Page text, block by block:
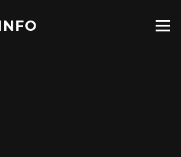
Menu